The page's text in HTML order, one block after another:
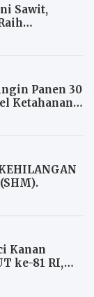
Sawit,
Panen 30
Ketahanan
Kanan
ke-81 RI,